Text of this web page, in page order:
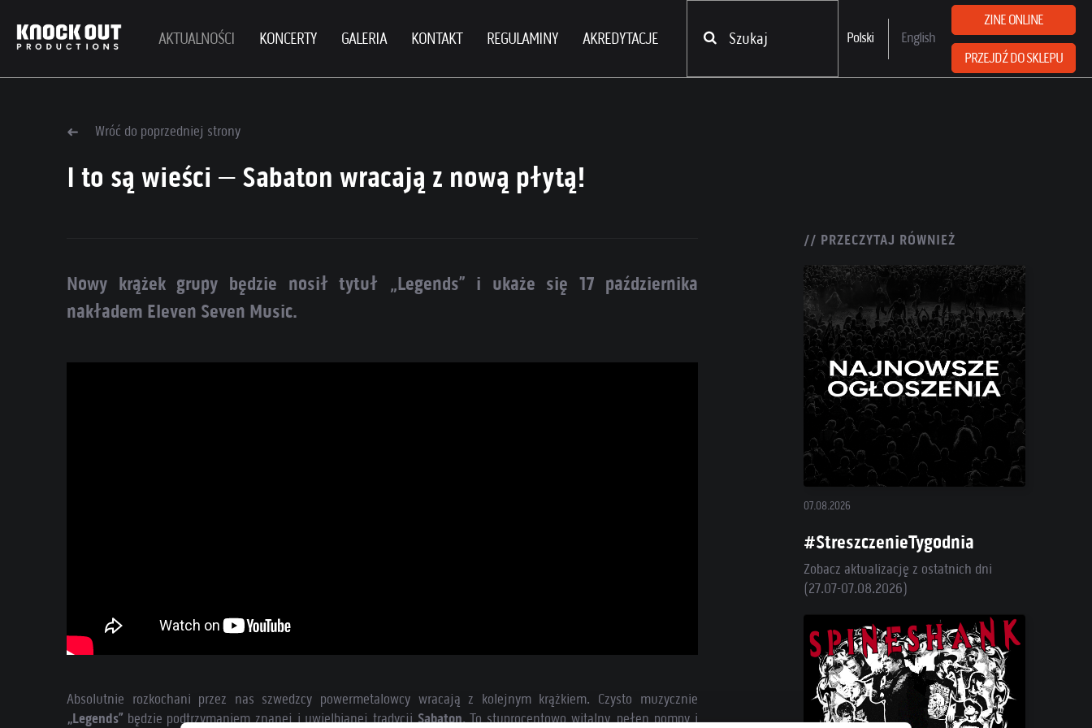
AKTUALNOŚCI KONCERTY GALERIA KONTAKT REGULAMINY AKREDYTACJE Polski English
ZINE ONLINE
PRZEJDŹ DO SKLEPU
Wróć do poprzedniej strony
I to są wieści – Sabaton wracają z nową płytą!
Nowy krążek grupy będzie nosił tytuł „Legends” i ukaże się 17 października
nakładem Eleven Seven Music.
Absolutnie rozkochani przez nas szwedzcy powermetalowcy wracają z kolejnym krążkiem. Czysto muzycznie
„Legends” będzie podtrzymaniem znanej i uwielbianej tradycjiSabaton. To stuprocentowo witalny, pełen pompy i
// PRZECZYTAJ RÓWNIEŻ
07.08.2026
#StreszczenieTygodnia
Zobacz aktualizację z ostatnich dni
(27.07-07.08.2026)